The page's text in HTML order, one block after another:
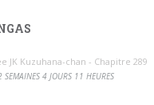
JK Kuzuhana-chan - Chapitre 289
SEMAINES 4 JOURS 11 HEURES